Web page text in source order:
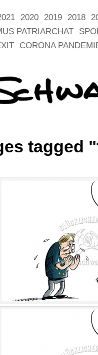
2020 2019 2018
PATRIARCHAT
CORONA
tagged